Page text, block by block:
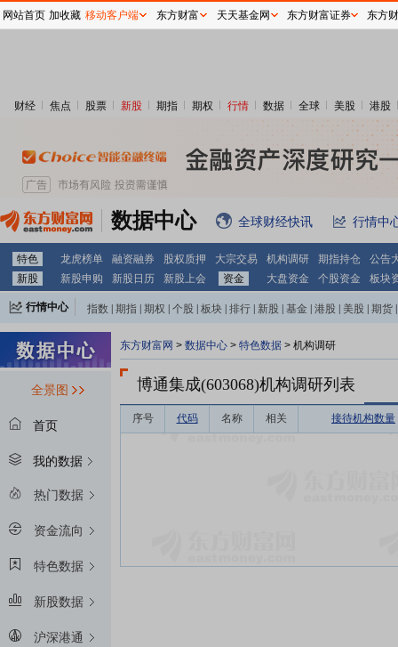
财经 焦点 股票 新股 期指 期权 行情 数据 全球 美股 港股
数据中心 全球财经快讯 行情中
特色 龙虎榜单 融资融券 股权质押 大宗交易 机构调研 期指持仓
公告
新股
新股申购 新股日历 新股上会 资金 大盘资金 个股资金 板块
行情中心 指数 期指 期权 个股 板块 排行 新股 基金 港股 美股 期货
全景图
首页
我的数据
热门数据
资金流向
特色数据
新股数据
沪深港通
东方财富网 > 数据中心 > 特色数据 > 机构调研
博通集成(603068)机构调研列表
序号 代码 名称 相关 接待机构数量
网站首页 加收藏 移动客户端 东方财富 天天基金网 东方财富证券 东方